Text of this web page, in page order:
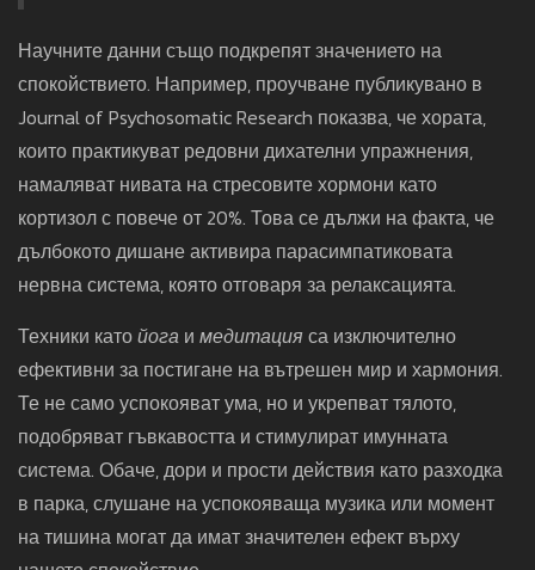
Научните данни също подкрепят значението на
спокойствието. Например, проучване публикувано в
Journal of Psychosomatic Research показва, че хората,
които практикуват редовни дихателни упражнения,
намаляват нивата на стресовите хормони като
кортизол с повече от 20%. Това се дължи на факта, че
дълбокото дишане активира парасимпатиковата
нервна система, която отговаря за релаксацията.
Техники катойога и медитация са изключително
ефективни за постигане на вътрешен мир и хармония.
Те не само успокояват ума, но и укрепват тялото,
подобряват гъвкавостта и стимулират имунната
система. Обаче, дори и прости действия като разходка
в парка, слушане на успокояваща музика или момент
на тишина могат да имат значителен ефект върху